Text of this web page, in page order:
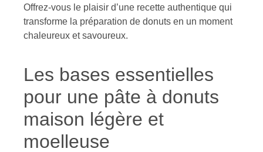
Offrez-vous le plaisir d’une recette authentique qui
transforme la préparation de donuts en un moment
chaleureux et savoureux.
Les bases essentielles
pour une pâte à donuts
maison légère et
moelleuse